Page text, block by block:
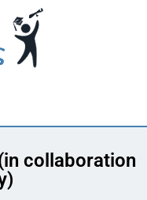
collaboration